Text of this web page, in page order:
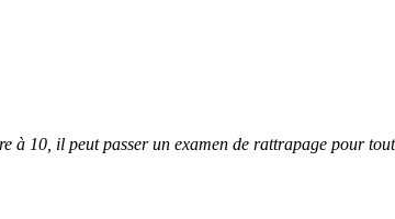
à 10, il peut passer un examen de rattrapage pour